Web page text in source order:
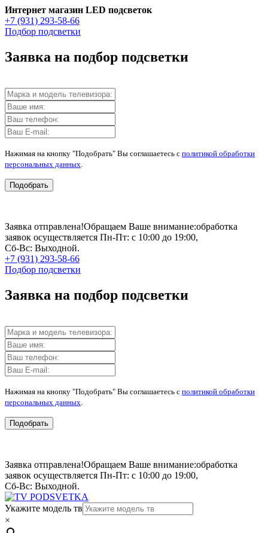
Интернет магазин LED подсветок
+7 (931) 293-58-66
Подбор подсветки
Заявка на подбор подсветки
Нажимая на кнопку "Подобрать" Вы соглашаетесь с политикой обработки
персональных данных
Подобрать
Заявка отправлена!Обращаем Ваше внимание:обработка
заявок осуществляется Пн-Пт: с 10:00 до 19:00,
Сб-Вс: Выходной.
+7 (931) 293-58-66
Подбор подсветки
Заявка на подбор подсветки
Нажимая на кнопку "Подобрать" Вы соглашаетесь с политикой обработки
персональных данных
Подобрать
Заявка отправлена!Обращаем Ваше внимание:обработка
заявок осуществляется Пн-Пт: с 10:00 до 19:00,
Сб-Вс: Выходной.
Укажите модель тв
×